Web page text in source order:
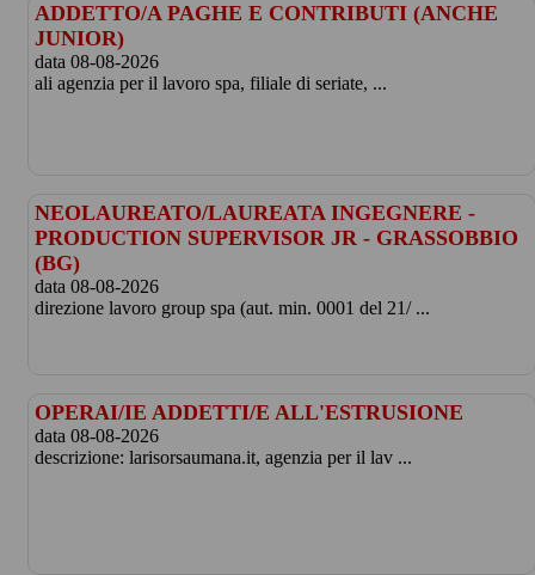
ADDETTO/A PAGHE E CONTRIBUTI (ANCHE
JUNIOR)
data 08-08-2026
ali agenzia per il lavoro spa, filiale di seriate, ...
NEOLAUREATO/LAUREATA INGEGNERE -
PRODUCTION SUPERVISOR JR - GRASSOBBIO
(BG)
data 08-08-2026
direzione lavoro group spa (aut. min. 0001 del 21/ ...
OPERAI/IE ADDETTI/E ALL'ESTRUSIONE
data 08-08-2026
descrizione: larisorsaumana.it, agenzia per il lav ...